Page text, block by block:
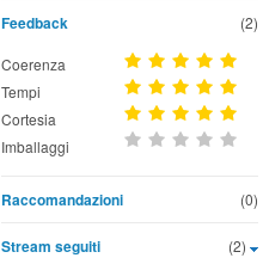
Feedback (2)
Coerenza
Tempi
Cortesia
Imballaggi
(0)
Raccomandazioni
(2)
Stream seguiti